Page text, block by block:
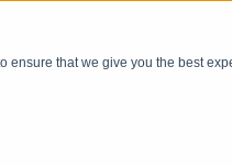
ensure that we give you the best